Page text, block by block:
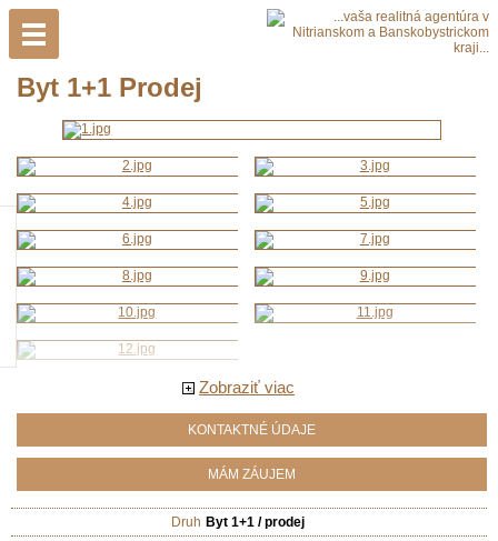
Byt 1+1 Prodej
Zobraziť viac
KONTAKTNÉ ÚDAJE
MÁM ZÁUJEM
Druh Byt 1+1 / prodej